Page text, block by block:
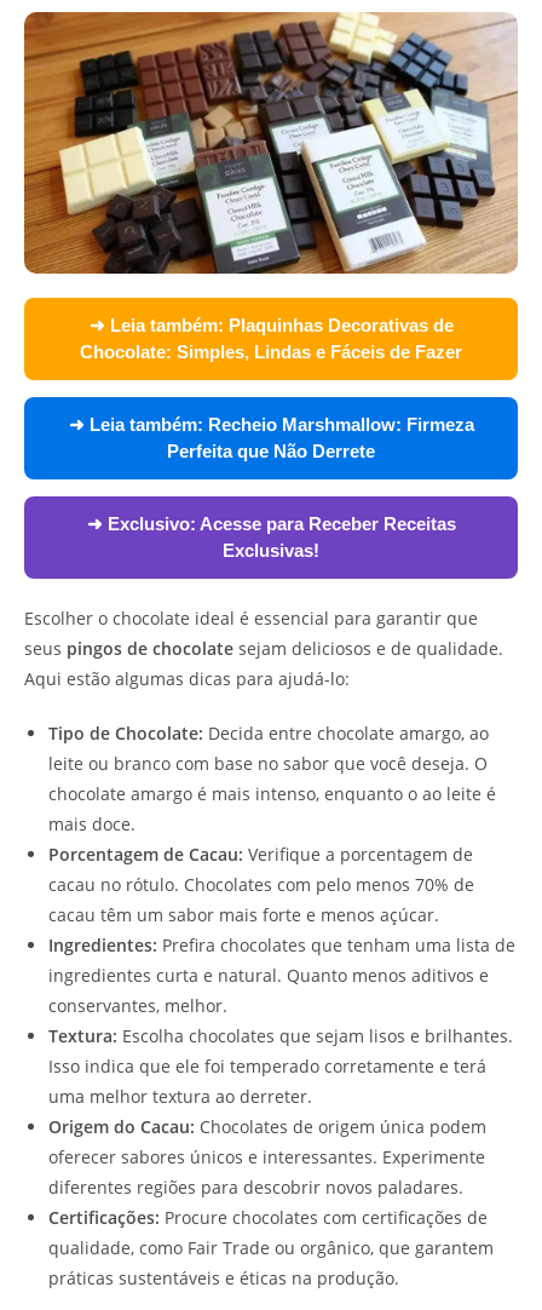
➜ Leia também: Plaquinhas Decorativas de
Chocolate: Simples, Lindas e Fáceis de Fazer
➜ Leia também: Recheio Marshmallow: Firmeza
Perfeita que Não Derrete
➜ Exclusivo: Acesse para Receber Receitas
Exclusivas!
Escolher o chocolate ideal é essencial para garantir que
seus pingos de chocolate sejam deliciosos e de qualidade.
Aqui estão algumas dicas para ajudá-lo:
Tipo de Chocolate: Decida entre chocolate amargo, ao
leite ou branco com base no sabor que você deseja. O
chocolate amargo é mais intenso, enquanto o ao leite é
mais doce.
Porcentagem de Cacau: Verifique a porcentagem de
cacau no rótulo. Chocolates com pelo menos 70% de
cacau têm um sabor mais forte e menos açúcar.
Ingredientes: Prefira chocolates que tenham uma lista de
ingredientes curta e natural. Quanto menos aditivos e
conservantes, melhor.
Textura: Escolha chocolates que sejam lisos e brilhantes.
Isso indica que ele foi temperado corretamente e terá
uma melhor textura ao derreter.
Origem do Cacau: Chocolates de origem única podem
oferecer sabores únicos e interessantes. Experimente
diferentes regiões para descobrir novos paladares.
Certificações: Procure chocolates com certificações de
qualidade, como Fair Trade ou orgânico, que garantem
práticas sustentáveis e éticas na produção.